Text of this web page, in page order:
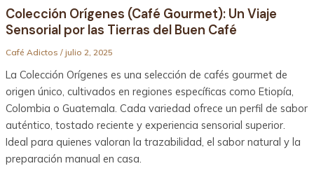
Colección Orígenes (Café Gourmet): Un Viaje
Sensorial por las Tierras del Buen Café
Café Adictos / julio 2, 2025
La Colección Orígenes es una selección de cafés gourmet de
origen único, cultivados en regiones específicas como Etiopía,
Colombia o Guatemala. Cada variedad ofrece un perfil de sabor
auténtico, tostado reciente y experiencia sensorial superior.
Ideal para quienes valoran la trazabilidad, el sabor natural y la
preparación manual en casa.
(Café
Gourmet):
Un
Sensorial
por
las
Tierras
del
Buen